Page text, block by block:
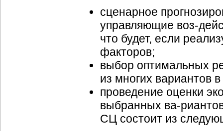
сценарное
управляющие воз-
что будет, если
факторов;
выбор оптимальных
из многих вариантов
проведение оценки
выбранных ва-
СЦ состоит из